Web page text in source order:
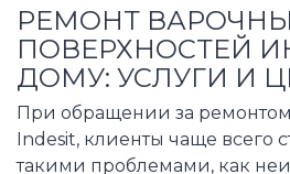
РЕМОНТ
ПОВЕРХНОСТЕЙ
ДОМУ: УСЛУГИ И
При обращении за
Indesit, клиенты чаще всего
такими проблемами, как